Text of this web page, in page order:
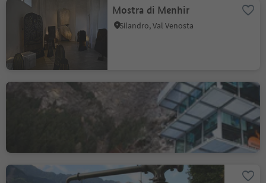
Mostra di Menhir
Silandro, Val Venosta
MuseoAltaPassiria -
Bunker Mooseum a Moso
Moso in Passiria, Merano e dintorni
Gru e pompa d'acqua